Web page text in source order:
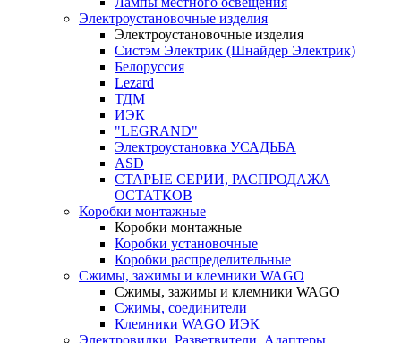
Электроустановочные изделия
Электроустановочные изделия
Систэм Электрик (Шнайдер Электрик)
Белоруссия
Lezard
ТДМ
ИЭК
"LEGRAND"
Электроустановка УСАДЬБА
ASD
СТАРЫЕ СЕРИИ, РАСПРОДАЖА
ОСТАТКОВ
Коробки монтажные
Коробки монтажные
Коробки установочные
Коробки распределительные
Сжимы, зажимы и клемники WAGO
Сжимы, зажимы и клемники WAGO
Сжимы, соединители
Клемники WAGO ИЭК
Электровилки, Разветвители, Адаптеры